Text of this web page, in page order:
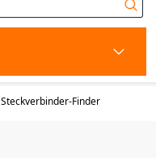
Steckverbinder-Finder